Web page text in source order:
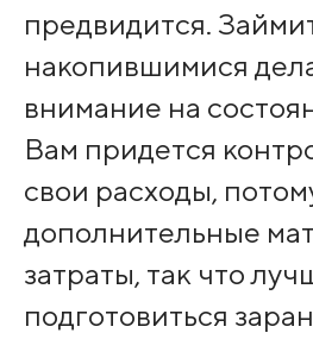
предвидится.
накопившимися
внимание на
Вам придется
свои расходы,
дополнительные
затраты, так что
подготовиться